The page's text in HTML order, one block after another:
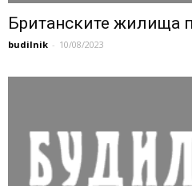
Британските жилища
budilnik - 10/08/2023